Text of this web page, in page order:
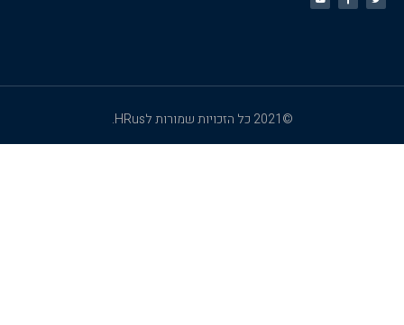
©2021 כל הזכויות שמורות לHRus.